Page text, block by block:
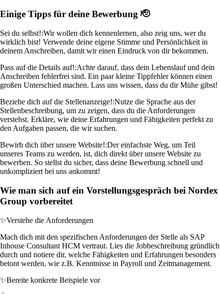
Einige Tipps für deine Bewerbung 🫡
Sei du selbst!:Wir wollen dich kennenlernen, also zeig uns, wer du
wirklich bist! Verwende deine eigene Stimme und Persönlichkeit in
deinem Anschreiben, damit wir einen Eindruck von dir bekommen.
Pass auf die Details auf!:Achte darauf, dass dein Lebenslauf und dein
Anschreiben fehlerfrei sind. Ein paar kleine Tippfehler können einen
großen Unterschied machen. Lass uns wissen, dass du dir Mühe gibst!
Beziehe dich auf die Stellenanzeige!:Nutze die Sprache aus der
Stellenbeschreibung, um zu zeigen, dass du die Anforderungen
verstehst. Erkläre, wie deine Erfahrungen und Fähigkeiten perfekt zu
den Aufgaben passen, die wir suchen.
Bewirb dich über unsere Website!:Der einfachste Weg, um Teil
unseres Teams zu werden, ist, dich direkt über unsere Website zu
bewerben. So stellst du sicher, dass deine Bewerbung schnell und
unkompliziert bei uns ankommt!
Wie man sich auf ein Vorstellungsgespräch bei Nordex
Group vorbereitet
✨Verstehe die Anforderungen
Mach dich mit den spezifischen Anforderungen der Stelle als SAP
Inhouse Consultant HCM vertraut. Lies die Jobbeschreibung gründlich
durch und notiere dir, welche Fähigkeiten und Erfahrungen besonders
betont werden, wie z.B. Kenntnisse in Payroll und Zeitmanagement.
✨Bereite konkrete Beispiele vor